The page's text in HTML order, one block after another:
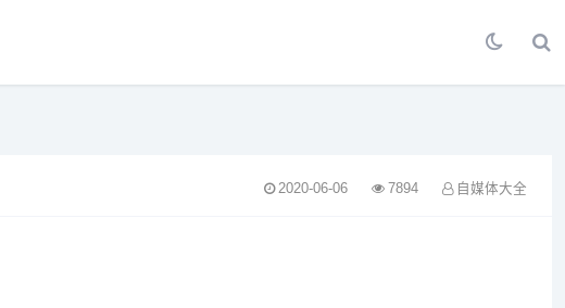
2020-06-06 7894 自媒体大全